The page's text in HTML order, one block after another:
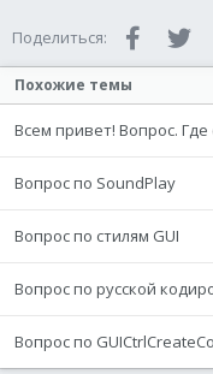
Поделиться:
Похожие темы
Всем привет! Вопрос.
Вопрос по SoundPlay
Вопрос по стилям GUI
Вопрос по русской
Вопрос по